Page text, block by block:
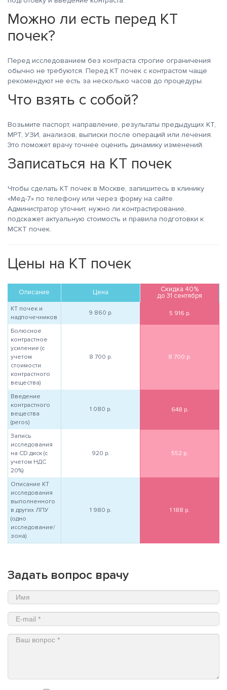
Можно ли есть перед КТ
почек?
Перед исследованием без контраста строгие ограничения
обычно не требуются. Перед КТ почек с контрастом чаще
рекомендуют не есть за несколько часов до процедуры.
Что взять с собой?
Возьмите паспорт, направление, результаты предыдущих КТ,
МРТ, УЗИ, анализов, выписки после операций или лечения.
Это поможет врачу точнее оценить динамику изменений.
Записаться на КТ почек
Чтобы сделать КТ почек в Москве, запишитесь в клинику
«Мед-7» по телефону или через форму на сайте.
Администратор уточнит, нужно ли контрастирование,
подскажет актуальную стоимость и правила подготовки к
МСКТ почек.
Цены на КТ почек
Описание Цена
Скидка 40%
до 31 сентября
КТ почек и
надпочечников
9 860 р. 5 916 р.
Болюсное
контрастное
усиление (с
учетом
стоимости
контрастного
вещества)
8 700 р. 8 700 р.
Введение
контрастного
вещества
(peros)
1 080 р. 648 р.
Запись
исследования
на CD диск (с
учетом НДС
20%)
920 р. 552 р.
Описание КТ
исследования
выполненного
в других ЛПУ
(одно
исследование/
зона)
1 980 р. 1 188 р.
Задать вопрос врачу